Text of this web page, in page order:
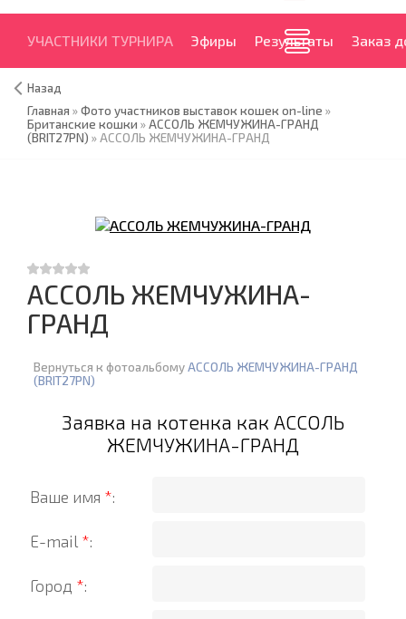
УЧАСТНИКИ ТУРНИРА Эфиры Результаты Заказ
Назад
Главная »Фото участников выставок кошек on-line »
Британские кошки »АССОЛЬ ЖЕМЧУЖИНА-ГРАНД
(BRIT27PN) » АССОЛЬ ЖЕМЧУЖИНА-ГРАНД
АССОЛЬ ЖЕМЧУЖИНА-
ГРАНД
Вернуться к фотоальбомуАССОЛЬ ЖЕМЧУЖИНА-ГРАНД
(BRIT27PN)
Заявка на котенка как АССОЛЬ
ЖЕМЧУЖИНА-ГРАНД
Ваше имя *:
E-mail *:
Город *: